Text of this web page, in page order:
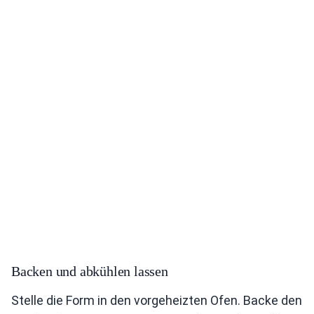
Backen und abkühlen lassen
Stelle die Form in den vorgeheizten Ofen. Backe den